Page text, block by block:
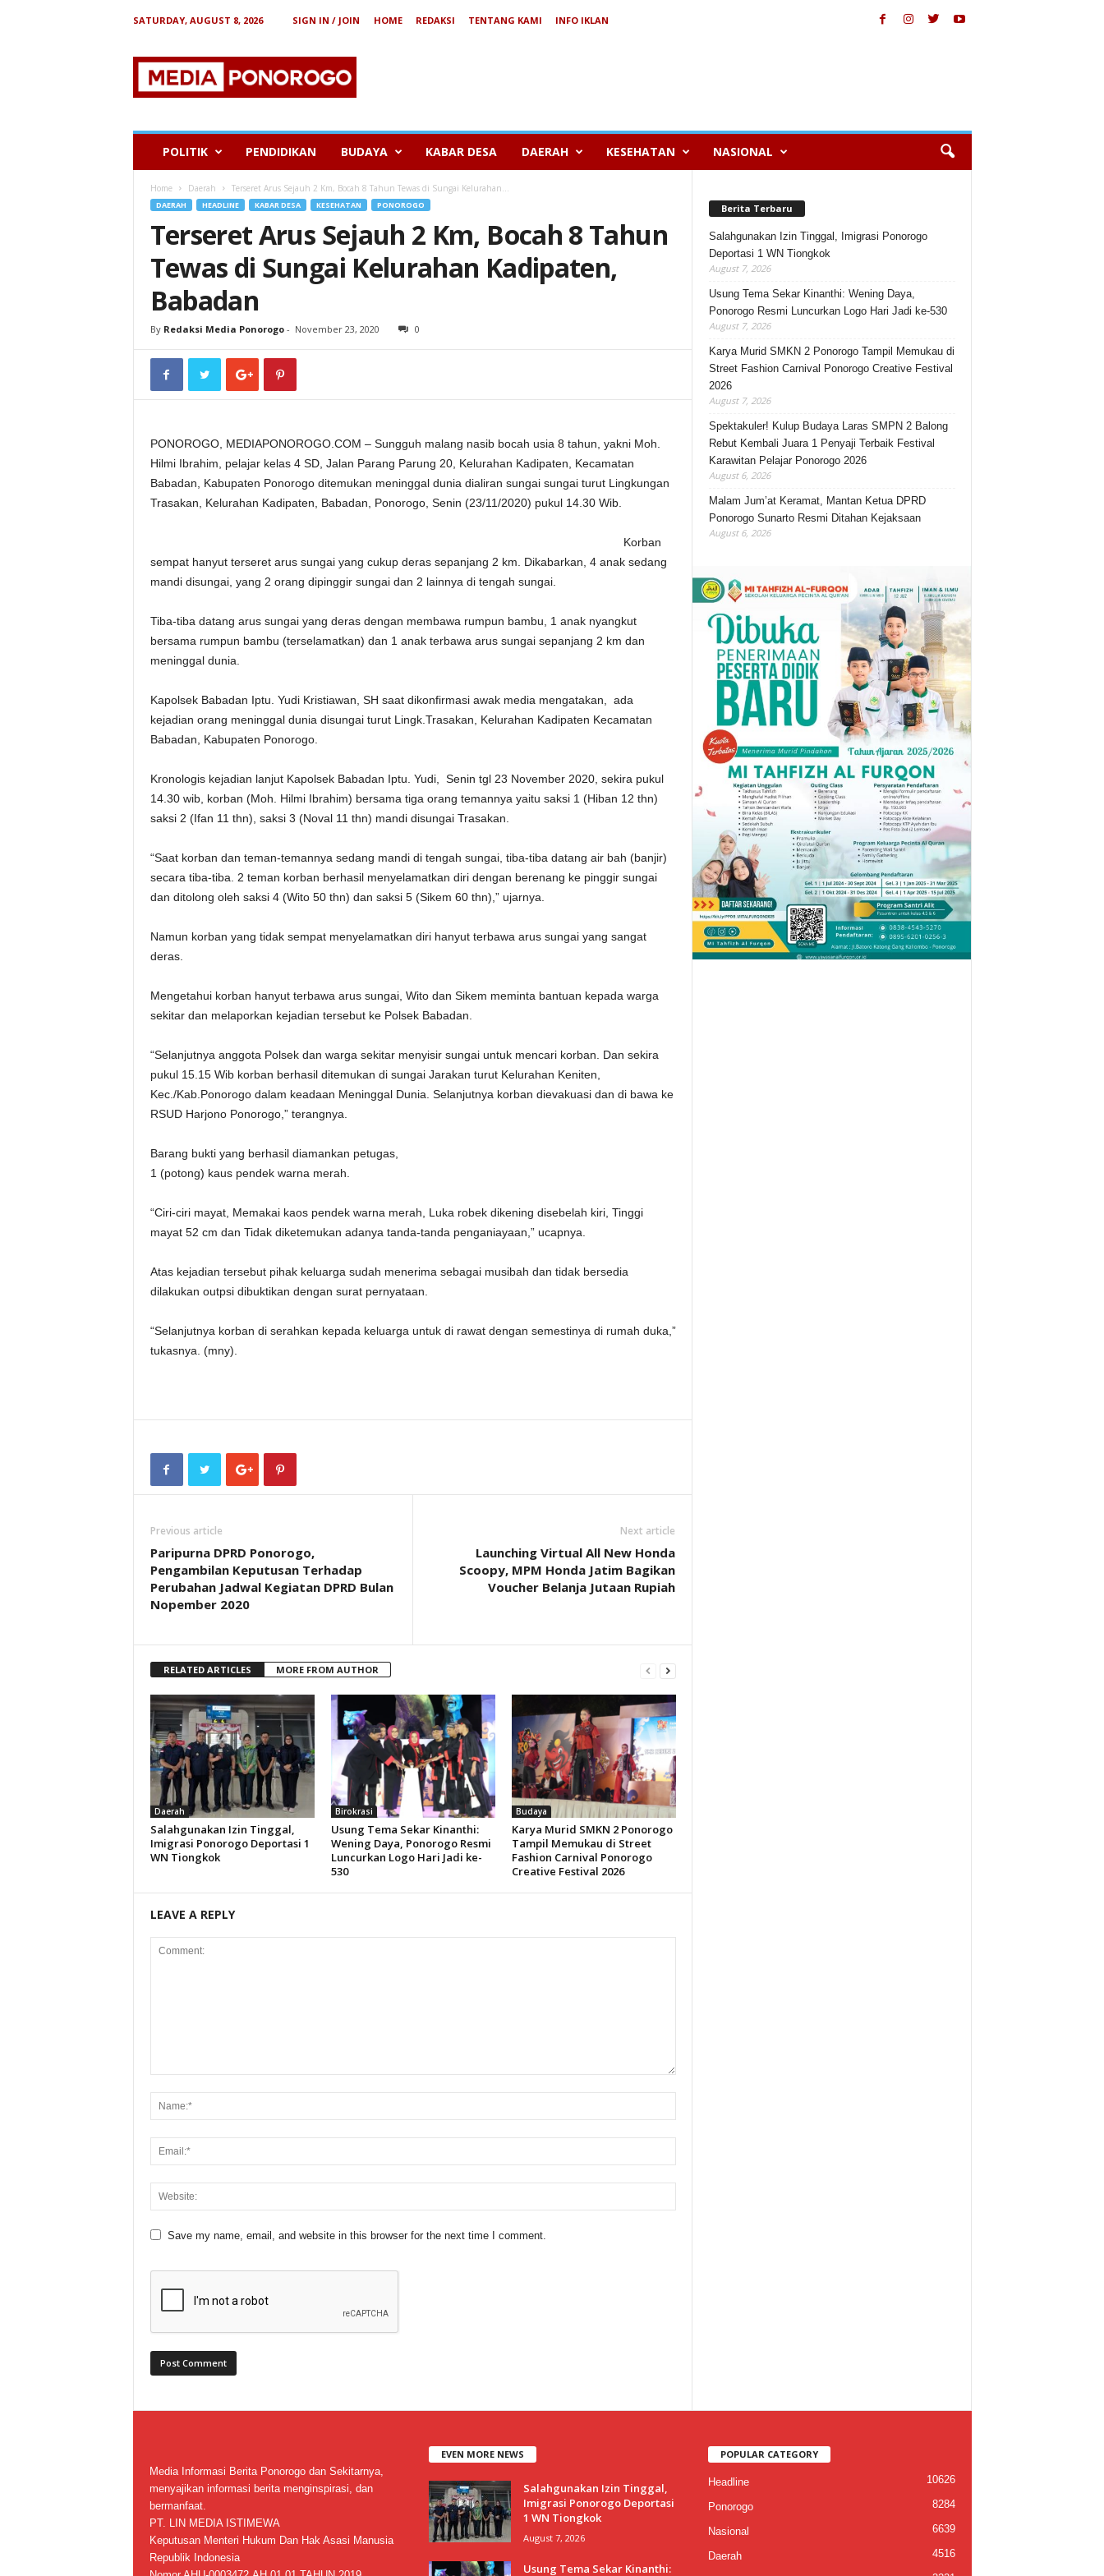
SATURDAY, AUGUST 8, 2026 SIGN IN / JOIN HOME REDAKSI TENTANG KAMI
INFO IKLAN
e
POLITIK PENDIDIKAN BUDAYA KABAR DESA DAERAH KESEHATAN NASIONAL
Home Daerah Terseret Arus Sejauh 2 Km, Bocah 8 Tahun Tewas di Sungai Kelurahan...
DAERAH HEADLINE KABAR DESA KESEHATAN PONOROGO
Terseret Arus Sejauh 2 Km, Bocah 8 Tahun
Tewas di Sungai Kelurahan Kadipaten,
Babadan
By Redaksi Media Ponorogo- November 23, 2020 0
PONOROGO, MEDIAPONOROGO.COM – Sungguh malang nasib bocah usia 8 tahun, yakni Moh.
Hilmi Ibrahim, pelajar kelas 4 SD, Jalan Parang Parung 20, Kelurahan Kadipaten, Kecamatan
Babadan, Kabupaten Ponorogo ditemukan meninggal dunia dialiran sungai sungai turut Lingkungan
Trasakan, Kelurahan Kadipaten, Babadan, Ponorogo, Senin (23/11/2020) pukul 14.30 Wib.
Korban
sempat hanyut terseret arus sungai yang cukup deras sepanjang 2 km. Dikabarkan, 4 anak sedang
mandi disungai, yang 2 orang dipinggir sungai dan 2 lainnya di tengah sungai.
Tiba-tiba datang arus sungai yang deras dengan membawa rumpun bambu, 1 anak nyangkut
bersama rumpun bambu (terselamatkan) dan 1 anak terbawa arus sungai sepanjang 2 km dan
meninggal dunia.
Kapolsek Babadan Iptu. Yudi Kristiawan, SH saat dikonfirmasi awak media mengatakan, ada
kejadian orang meninggal dunia disungai turut Lingk.Trasakan, Kelurahan Kadipaten Kecamatan
Babadan, Kabupaten Ponorogo.
Kronologis kejadian lanjut Kapolsek Babadan Iptu. Yudi, Senin tgl 23 November 2020, sekira pukul
14.30 wib, korban (Moh. Hilmi Ibrahim) bersama tiga orang temannya yaitu saksi 1 (Hiban 12 thn)
saksi 2 (Ifan 11 thn), saksi 3 (Noval 11 thn) mandi disungai Trasakan.
“Saat korban dan teman-temannya sedang mandi di tengah sungai, tiba-tiba datang air bah (banjir)
secara tiba-tiba. 2 teman korban berhasil menyelamatkan diri dengan berenang ke pinggir sungai
dan ditolong oleh saksi 4 (Wito 50 thn) dan saksi 5 (Sikem 60 thn),” ujarnya.
Namun korban yang tidak sempat menyelamatkan diri hanyut terbawa arus sungai yang sangat
deras.
Mengetahui korban hanyut terbawa arus sungai, Wito dan Sikem meminta bantuan kepada warga
sekitar dan melaporkan kejadian tersebut ke Polsek Babadan.
“Selanjutnya anggota Polsek dan warga sekitar menyisir sungai untuk mencari korban. Dan sekira
pukul 15.15 Wib korban berhasil ditemukan di sungai Jarakan turut Kelurahan Keniten,
Kec./Kab.Ponorogo dalam keadaan Meninggal Dunia. Selanjutnya korban dievakuasi dan di bawa ke
RSUD Harjono Ponorogo,” terangnya.
Barang bukti yang berhasil diamankan petugas,
1 (potong) kaus pendek warna merah.
“Ciri-ciri mayat, Memakai kaos pendek warna merah, Luka robek dikening disebelah kiri, Tinggi
mayat 52 cm dan Tidak diketemukan adanya tanda-tanda penganiayaan,” ucapnya.
Atas kejadian tersebut pihak keluarga sudah menerima sebagai musibah dan tidak bersedia
dilakukan outpsi dibuktikan dengan surat pernyataan.
“Selanjutnya korban di serahkan kepada keluarga untuk di rawat dengan semestinya di rumah duka,”
tukasnya. (mny).
Previous article
Paripurna DPRD Ponorogo,
Pengambilan Keputusan Terhadap
Perubahan Jadwal Kegiatan DPRD Bulan
Nopember 2020
Next article
Launching Virtual All New Honda
Scoopy, MPM Honda Jatim Bagikan
Voucher Belanja Jutaan Rupiah
RELATED ARTICLES MORE FROM AUTHOR
Daerah
Salahgunakan Izin Tinggal,
Imigrasi Ponorogo Deportasi 1
WN Tiongkok
Birokrasi
Usung Tema Sekar Kinanthi:
Wening Daya, Ponorogo Resmi
Luncurkan Logo Hari Jadi ke-
530
Budaya
Karya Murid SMKN 2 Ponorogo
Tampil Memukau di Street
Fashion Carnival Ponorogo
Creative Festival 2026
LEAVE A REPLY
Save my name, email, and website in this browser for the next time I comment.
Berita Terbaru
Salahgunakan Izin Tinggal, Imigrasi Ponorogo
Deportasi 1 WN Tiongkok
August 7, 2026
Usung Tema Sekar Kinanthi: Wening Daya,
Ponorogo Resmi Luncurkan Logo Hari Jadi ke-530
August 7, 2026
Karya Murid SMKN 2 Ponorogo Tampil Memukau di
Street Fashion Carnival Ponorogo Creative Festival
2026
August 7, 2026
Spektakuler! Kulup Budaya Laras SMPN 2 Balong
Rebut Kembali Juara 1 Penyaji Terbaik Festival
Karawitan Pelajar Ponorogo 2026
August 6, 2026
Malam Jum’at Keramat, Mantan Ketua DPRD
Ponorogo Sunarto Resmi Ditahan Kejaksaan
August 6, 2026
Media Informasi Berita Ponorogo dan Sekitarnya,
menyajikan informasi berita menginspirasi, dan
bermanfaat.
PT. LIN MEDIA ISTIMEWA
Keputusan Menteri Hukum Dan Hak Asasi Manusia
Republik Indonesia
EVEN MORE NEWS
Salahgunakan Izin Tinggal,
Imigrasi Ponorogo Deportasi
1 WN Tiongkok
August 7, 2026
Usung Tema Sekar Kinanthi:
POPULAR CATEGORY
Headline 10626
Ponorogo 8284
Nasional 6639
Daerah 4516